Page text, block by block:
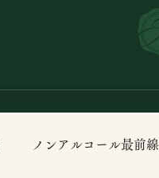
ノンアルコール最前線